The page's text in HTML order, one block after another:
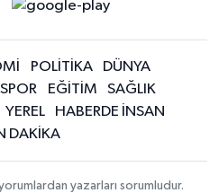
POLİTİKA
DÜNYA
SPOR EĞİTİM
SAĞLIK
YEREL
HABERDE İNSAN
DAKİKA
yazarları sorumludur.